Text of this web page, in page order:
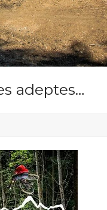
adeptes…